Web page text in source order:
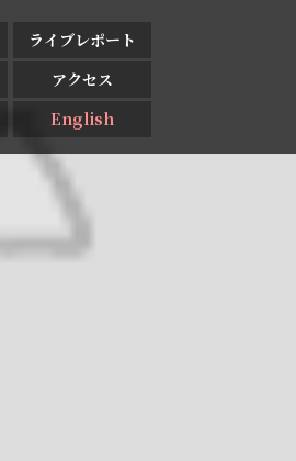
ライブレポート
アクセス
English